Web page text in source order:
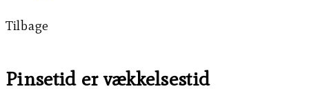
Tilbage
Pinsetid er vækkelsestid